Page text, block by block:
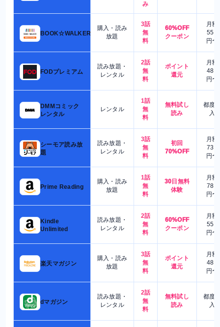
み
BOOK☆WALKER
購入・読み
放題
3話
無
料
60%OFF
クーポン
月額
550
円〜
FODプレミアム
読み放題・
レンタル
2話
無
料
ポイント
還元
月額
480
円〜
DMMコミック
レンタル
レンタル
1話
無
料
無料試し
読み
都度
入
シーモア読み放
題
読み放題・
レンタル
3話
無
料
初回
70%OFF
月額
730
円〜
Prime Reading
購入・読み
放題
1話
無
料
30日無料
体験
月額
780
円〜
Kindle
Unlimited
読み放題・
レンタル
2話
無
料
60%OFF
クーポン
月額
550
円〜
楽天マガジン
購入・読み
放題
3話
無
料
ポイント
還元
月額
480
円〜
dマガジン
読み放題・
レンタル
2話
無
料
無料試し
読み
都度
入